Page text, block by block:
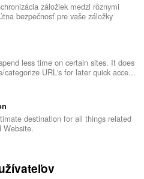
záložiek medzi rôznymi
bezpečnosť pre vaše záložky
less time on certain sites. It does
categorize URL's for later quick acce...
destination for all things related
Website.